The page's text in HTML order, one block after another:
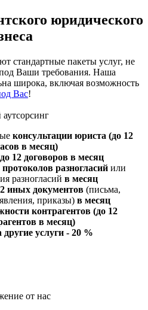
юридического
стандартные пакеты услуг, не
Ваши требования. Наша
широка, включая возможность
Вас!
консультации юриста (до 12
в месяц)
12 договоров в месяц
разногласийили
разногласий в месяц
иных документов (письма,
приказы) в месяц
контрагентов (до 12
в месяц)
другие услуги - 20 %
от нас